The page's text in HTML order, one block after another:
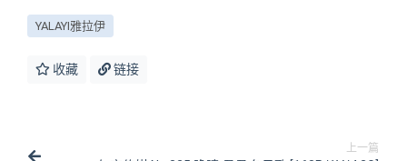
YALAYI雅拉伊
收藏 链接
上一篇